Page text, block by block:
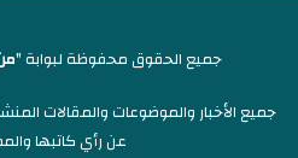
جميع الحقوق محفوظة لبوابة "
جميع الأخبار والموضوعات والمقالات
عن رأي كاتبها